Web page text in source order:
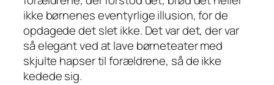
ikke børnenes eventyrlige illusion, for de
opdagede det slet ikke. Det var det, der var
så elegant ved at lave børneteater med
skjulte hapser til forældrene, så de ikke
kedede sig.